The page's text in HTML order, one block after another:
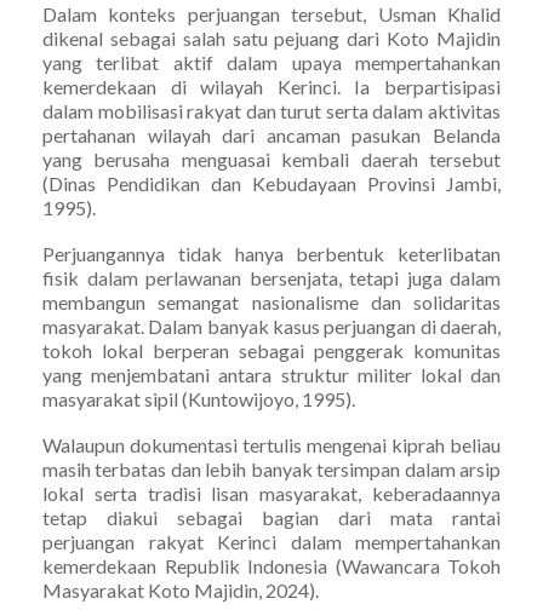
Dalam konteks perjuangan tersebut, Usman Khalid
dikenal sebagai salah satu pejuang dari Koto Majidin
yang terlibat aktif dalam upaya mempertahankan
kemerdekaan di wilayah Kerinci. Ia berpartisipasi
dalam mobilisasi rakyat dan turut serta dalam aktivitas
pertahanan wilayah dari ancaman pasukan Belanda
yang berusaha menguasai kembali daerah tersebut
(Dinas Pendidikan dan Kebudayaan Provinsi Jambi,
1995).
Perjuangannya tidak hanya berbentuk keterlibatan
fisik dalam perlawanan bersenjata, tetapi juga dalam
membangun semangat nasionalisme dan solidaritas
masyarakat. Dalam banyak kasus perjuangan di daerah,
tokoh lokal berperan sebagai penggerak komunitas
yang menjembatani antara struktur militer lokal dan
masyarakat sipil (Kuntowijoyo, 1995).
Walaupun dokumentasi tertulis mengenai kiprah beliau
masih terbatas dan lebih banyak tersimpan dalam arsip
lokal serta tradisi lisan masyarakat, keberadaannya
tetap diakui sebagai bagian dari mata rantai
perjuangan rakyat Kerinci dalam mempertahankan
kemerdekaan Republik Indonesia (Wawancara Tokoh
Masyarakat Koto Majidin, 2024).